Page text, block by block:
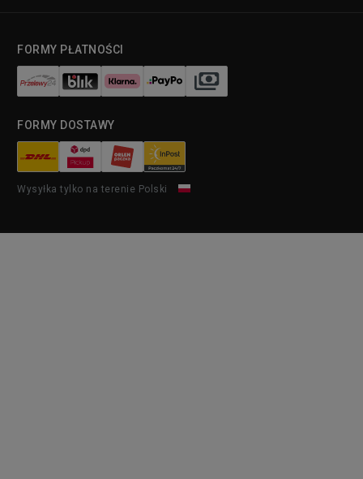
FORMY PŁATNOŚCI
FORMY DOSTAWY
Wysyłka tylko na terenie Polski